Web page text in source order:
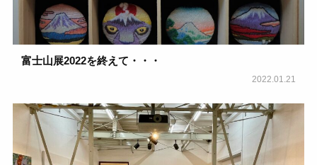
富士山展2022を終えて・・・
2022.01.21